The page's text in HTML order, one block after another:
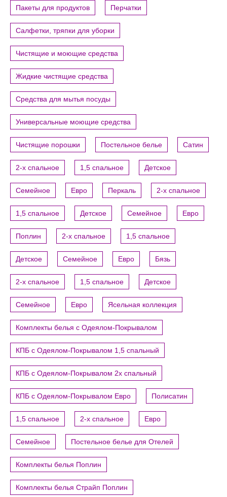
Пакеты для продуктов Перчатки
Салфетки, тряпки для уборки
Чистящие и моющие средства
Жидкие чистящие средства
Средства для мытья посуды
Универсальные моющие средства
Чистящие порошки Постельное белье Сатин
2-х спальное 1,5 спальное Детское
Семейное Евро Перкаль 2-х спальное
1,5 спальное Детское Семейное Евро
Поплин 2-х спальное 1,5 спальное
Детское Семейное Евро Бязь
2-х спальное 1,5 спальное Детское
Семейное Евро Ясельная коллекция
Комплекты белья с Одеялом-Покрывалом
КПБ с Одеялом-Покрывалом 1,5 спальный
КПБ с Одеялом-Покрывалом 2х спальный
КПБ с Одеялом-Покрывалом Евро Полисатин
1,5 спальное 2-х спальное Евро
Семейное Постельное белье для Отелей
Комплекты белья Поплин
Комплекты белья Страйп Поплин